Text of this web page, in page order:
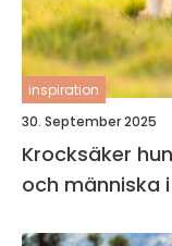
inspiration
30. September 2025
Krocksäker
och människa